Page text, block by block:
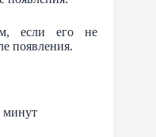
если его не
появления.
минут